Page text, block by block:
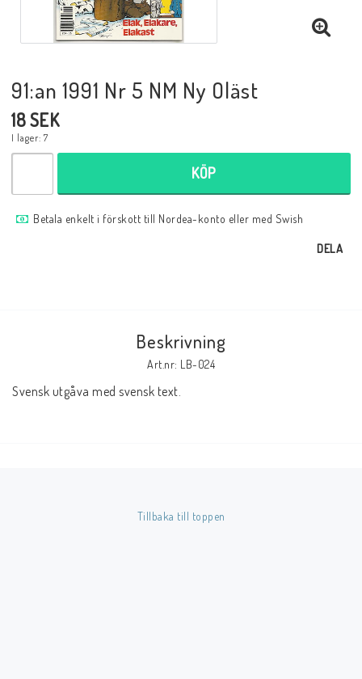
Mynt och Sedlar
Samlartillbehör
Kontaktformulär
Betala enkelt i förskott till konto i Nordea eller med Swish.
91:an 1991 Nr 5 NM Ny Oläst
18 SEK
I lager: 7
KÖP
Betala enkelt i förskott till Nordea-konto eller med Swish
DELA
Beskrivning
Art.nr: LB-024
Svensk utgåva med svensk text.
Tillbaka till toppen